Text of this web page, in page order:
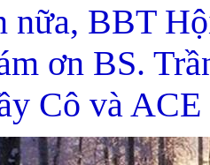
nữa, BBT
ơn BS.
Cô và